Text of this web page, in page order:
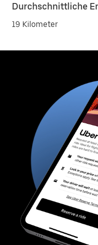
Durchschnittliche
19 Kilometer